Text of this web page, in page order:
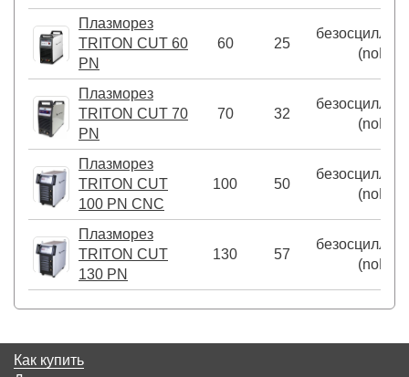
Плазморез
TRITON CUT 60
PN
60 25
(noHF)
Плазморез
TRITON CUT 70
PN
70 32
(noHF)
Плазморез
TRITON CUT
100 PN CNC
100 50
(noHF)
Плазморез
TRITON CUT
130 PN
130 57
(noHF)
Как купить